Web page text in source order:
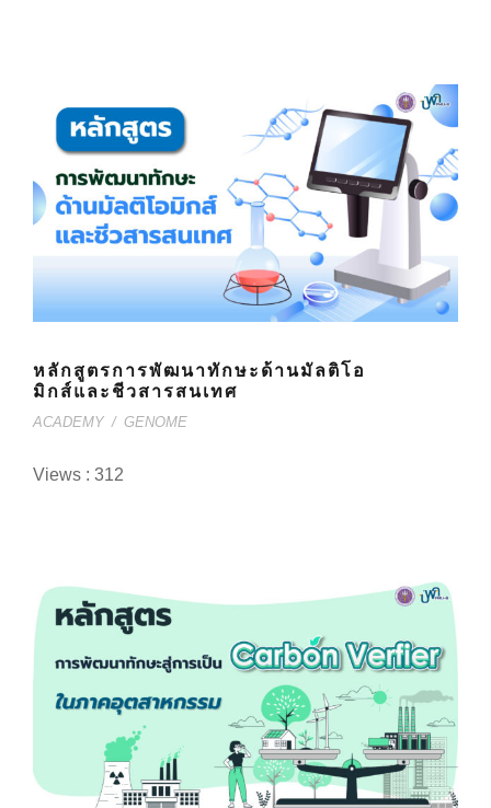
หลักสูตรการพัฒนาทักษะด้านมัลติโอ
มิกส์และชีวสารสนเทศ
ACADEMY / GENOME
Views : 312